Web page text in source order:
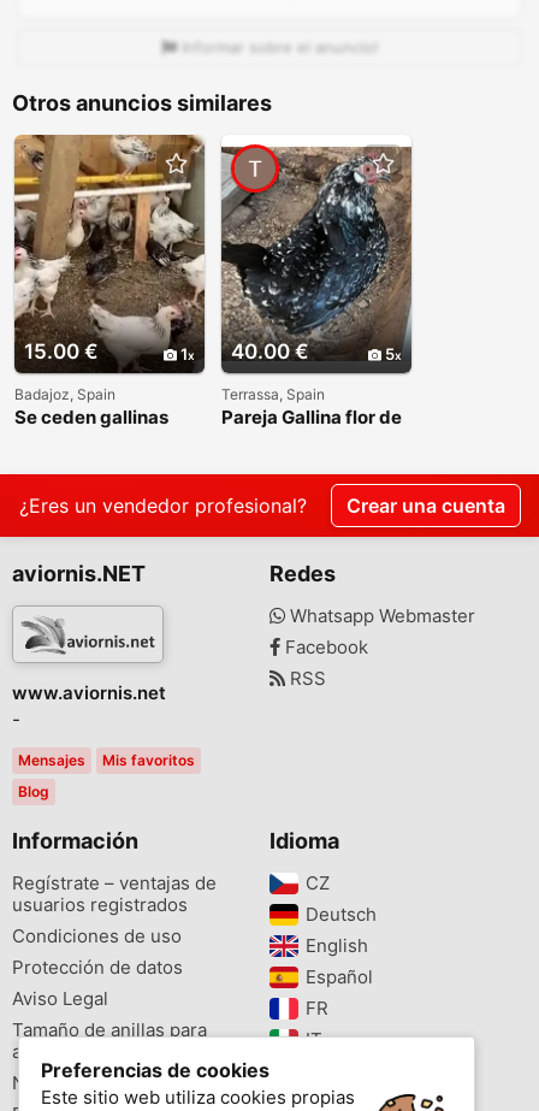
Informar sobre el anuncio!
Otros anuncios similares
15.00 € 1
Badajoz, Spain
Se ceden gallinas
Sussex de 2026
40.00 € 5
Terrassa, Spain
Pareja Gallina flor de
¿Eres un vendedor profesional? Crear una cuenta
aviornis.NET
www.aviornis.net
-
Mensajes
Mis favoritos
Blog
Redes
Whatsapp Webmaster
Facebook
RSS
Información
Regístrate – ventajas de
usuarios registrados
Condiciones de uso
Protección de datos
Aviso Legal
Tamaño de anillas para
aves
Newsletter
Idioma
CZ‎
Deutsch‎
English‎
Español‎
FR‎
IT‎
PL‎
Preferencias de cookies
Este sitio web utiliza cookies propias